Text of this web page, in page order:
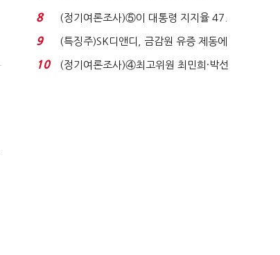
생법 위반 반복...
8
(정기여론조사)⑤이 대통령 지지율 47.
7%…일주일 만에 ...
9
(특징주)SK디앤디, 금감원 유증 제동에
장 초반 상한가...
10
(정기여론조사)④최고위원 최민희·박선